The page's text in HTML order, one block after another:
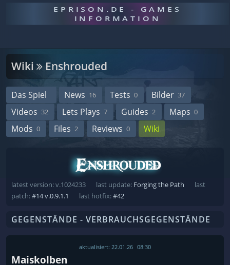
EPRISON.DE - GAMES
INFORMATION
Wiki Enshrouded
Das Spiel News 16 Tests 0 Bilder 37
Videos 32 Lets Plays 7 Guides 2 Maps 0
Mods 0 Files 2 Reviews 0 Wiki
latest version: v.1024233 last update: Forging the Path
last
patch:#14 v.0.9.1.1 last hotfix:#42
GEGENSTÄNDE - VERBRAUCHSGEGENSTÄNDE
aktualisiert: 22.01.26 08:30
Maiskolben